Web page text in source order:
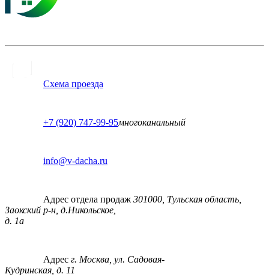
Схема проезда
+7 (920) 747-99-95многоканальный
info@v-dacha.ru
Адрес отдела продаж 301000, Тульская область,
Заокский р-н, д.Никольское,
д. 1а
Адрес г. Москва, ул. Садовая-
Кудринская, д. 11